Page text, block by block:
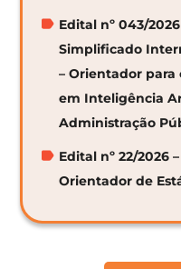
Edital nº 043/
Simplificado
– Orientador para
em Inteligência
Administração
Edital nº 22/2026
Orientador de